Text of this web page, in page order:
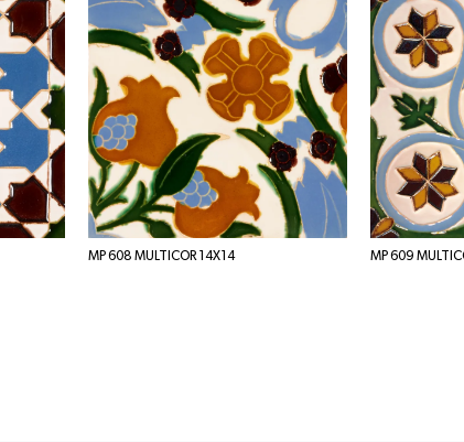
MP 608 MULTICOR 14X14 MP 609